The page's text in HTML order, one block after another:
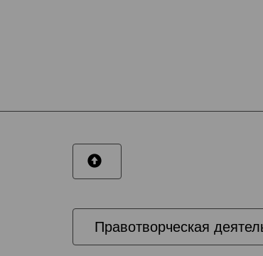
Правотворческая